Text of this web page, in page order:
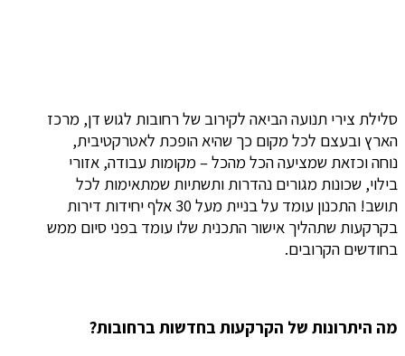
סלילת צירי תנועה הביאה לקירוב של רחובות לגוש דן, מרכז
הארץ ובעצם לכל מקום כך שהיא הופכת לאטרקטיבית,
נוחה וכזאת שמציעה הכל מהכל – מקומות עבודה, אזורי
בילוי, שכונות מגורים נהדרות ותשתיות שמתאימות לכל
תושב! התכנון עומד על בניית מעל 30 אלף יחידות דירות
בקרקעות שתהליך אישור התכנית שלו עומד בפני סיום ממש
בחודשים הקרובים.
מה היתרונות של הקרקעות בחדשות ברחובות?